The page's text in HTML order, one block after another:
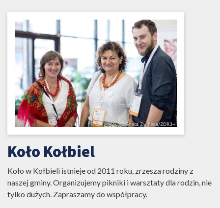
Koło Kołbiel
Koło w Kołbieli istnieje od 2011 roku, zrzesza rodziny z
naszej gminy. Organizujemy pikniki i warsztaty dla rodzin, nie
tylko dużych. Zapraszamy do współpracy.